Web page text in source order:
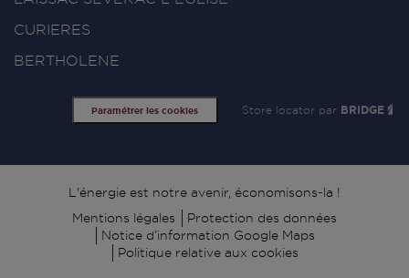
CURIERES
BERTHOLENE
Paramétrer les cookies Store locator par BRIDGE
Signature
L'énergie est notre avenir, économisons-la !
Mentions légales
Protection des données
Notice d’information Google Maps
Politique relative aux cookies